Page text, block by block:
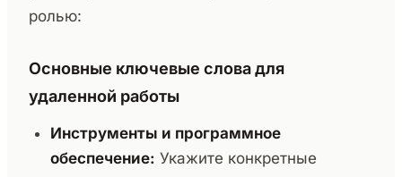
ролью:
Основные ключевые слова для
удаленной работы
Инструменты и программное
обеспечение: Укажите конкретные